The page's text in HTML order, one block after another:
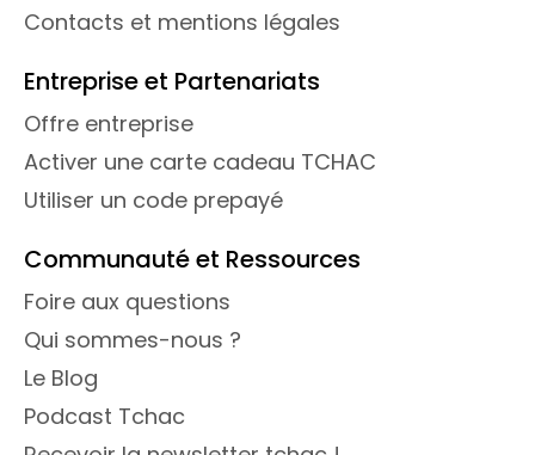
Contacts et mentions légales
Entreprise et Partenariats
Offre entreprise
Activer une carte cadeau TCHAC
Utiliser un code prepayé
Communauté et Ressources
Foire aux questions
Qui sommes-nous ?
Le Blog
Podcast Tchac